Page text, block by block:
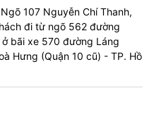
107 Nguyễn Chí Thanh,
đi từ ngõ 562 đường
bãi xe 570 đường Láng
Hưng (Quận 10 cũ) - TP. Hồ